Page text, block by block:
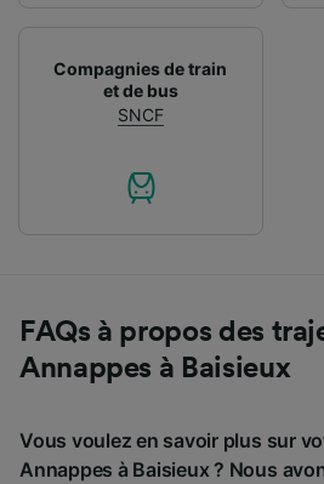
Compagnies de train
et de bus
SNCF
FAQs à propos des
Annappes à Baisieux
Vous voulez en savoir plus sur
Annappes à Baisieux ? Nous